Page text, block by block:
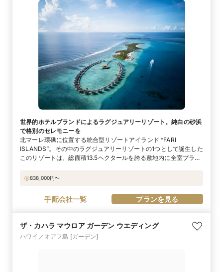
世界的ホテルブランドによるラグジュアリーリゾート。純白の砂浜
で格別のセレモニーを
北マーレ環礁に位置する統合型リゾートアイランド “FARI
ISLANDS”。その中のラグジュアリーリゾートの1つとして誕生した
このリゾートは、総面積13.5ヘクタールを誇る敷地内に全室プライ
す。敷地内にある5つのレストラン・バーの他にもボートで10分程
ツ・カールトンのホスピタリティをモルディブの地で具現化した魅
力あふれるリゾートで優雅なひとときを。
838,000円〜
手配会社一覧 プランを見る
ザ・カハラ マウロア ガーデン ウエディング
ハワイ／オアフ島 [ガーデン]